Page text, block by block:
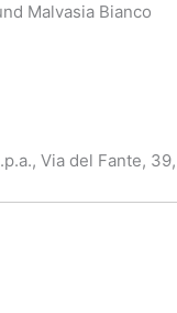
Malvasia Bianco
Via del Fante,